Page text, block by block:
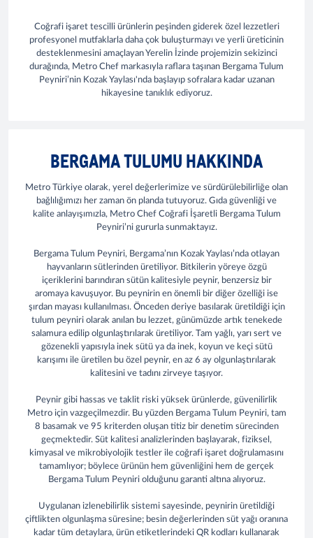
Coğrafi işaret tescilli ürünlerin peşinden giderek özel lezzetleri
profesyonel mutfaklarla daha çok buluşturmayı ve yerli üreticinin
desteklenmesini amaçlayan Yerelin İzinde projemizin sekizinci
durağında, Metro Chef markasıyla raflara taşınan Bergama Tulum
Peyniri’nin Kozak Yaylası'nda başlayıp sofralara kadar uzanan
hikayesine tanıklık ediyoruz.
BERGAMA TULUMU HAKKINDA
Metro Türkiye olarak, yerel değerlerimize ve sürdürülebilirliğe olan
bağlılığımızı her zaman ön planda tutuyoruz. Gıda güvenliği ve
kalite anlayışımızla, Metro Chef Coğrafi İşaretli Bergama Tulum
Peyniri’ni gururla sunmaktayız.
Bergama Tulum Peyniri, Bergama’nın Kozak Yaylası’nda otlayan
hayvanların sütlerinden üretiliyor. Bitkilerin yöreye özgü
içeriklerini barındıran sütün kalitesiyle peynir, benzersiz bir
aromaya kavuşuyor. Bu peynirin en önemli bir diğer özelliği ise
şırdan mayası kullanılması. Önceden deriye basılarak üretildiği için
tulum peyniri olarak anılan bu lezzet, günümüzde artık tenekede
salamura edilip olgunlaştırılarak üretiliyor. Tam yağlı, yarı sert ve
gözenekli yapısıyla inek sütü ya da inek, koyun ve keçi sütü
karışımı ile üretilen bu özel peynir, en az 6 ay olgunlaştırılarak
kalitesini ve tadını zirveye taşıyor.
Peynir gibi hassas ve taklit riski yüksek ürünlerde, güvenilirlik
Metro için vazgeçilmezdir. Bu yüzden Bergama Tulum Peyniri, tam
8 basamak ve 95 kriterden oluşan titiz bir denetim sürecinden
geçmektedir. Süt kalitesi analizlerinden başlayarak, fiziksel,
kimyasal ve mikrobiyolojik testler ile coğrafi işaret doğrulamasını
tamamlıyor; böylece ürünün hem güvenliğini hem de gerçek
Bergama Tulum Peyniri olduğunu garanti altına alıyoruz.
Uygulanan izlenebilirlik sistemi sayesinde, peynirin üretildiği
çiftlikten olgunlaşma süresine; besin değerlerinden süt yağı oranına
kadar tüm detaylara, ürün etiketlerindeki QR kodları kullanarak